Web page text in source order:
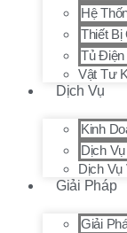
Hệ
Thiết Bị
Tủ Điện
Vật Tư
Dịch Vụ
Kinh
Dịch
Dịch Vụ
Giải Pháp
Giải